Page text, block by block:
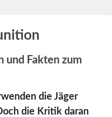
und Fakten zum
die Jäger
die Kritik daran